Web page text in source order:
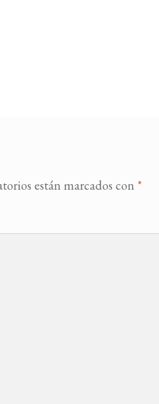
están marcados con *